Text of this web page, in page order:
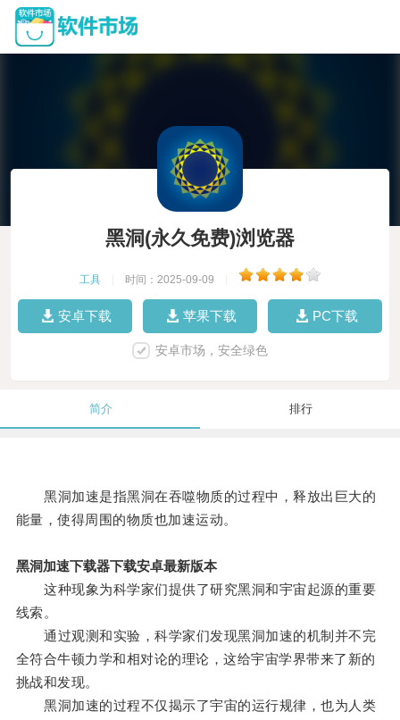
黑洞(永久免费)浏览器
工具 时间：2025-09-09
安卓下载 苹果下载 PC下载
安卓市场，安全绿色
简介 排行
黑洞加速是指黑洞在吞噬物质的过程中，释放出巨大的
能量，使得周围的物质也加速运动。
黑洞加速下载器下载安卓最新版本
这种现象为科学家们提供了研究黑洞和宇宙起源的重要
线索。
通过观测和实验，科学家们发现黑洞加速的机制并不完
全符合牛顿力学和相对论的理论，这给宇宙学界带来了新的
挑战和发现。
黑洞加速的过程不仅揭示了宇宙的运行规律，也为人类